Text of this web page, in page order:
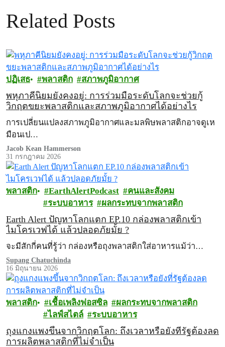
Related Posts
ปฏิเสธ พลาสติก สภาพภูมิอากาศ
พหุภาคีนิยมยังคงอยู่: การร่วมมือระดับโลกจะช่วยกู้
วิกฤตขยะพลาสติกและสภาพภูมิอากาศได้อย่างไร
การเปลี่ยนแปลงสภาพภูมิอากาศและมลพิษพลาสติกอาจดูเห
มือนเป…
Jacob Kean Hammerson
31 กรกฎาคม 2026
พลาสติก EarthAlertPodcast
คนและสังคม
ระบบอาหาร
ผลกระทบจากพลาสติก
Earth Alert ปัญหาโลกแตก EP.10 กล่องพลาสติกเข้า
ไมโครเวฟได้ แล้วปลอดภัยมั้ย ?
จะมีสักกี่คนที่รู้ว่า กล่องหรือถุงพลาสติกใส่อาหารแม้ว่า…
Supang Chatuchinda
16 มิถุนายน 2026
พลาสติก เชื้อเพลิงฟอสซิล
ผลกระทบจากพลาสติก
ไลฟ์สไตล์
ระบบอาหาร
ถุงแกงแพงขึ้นจากวิกฤตโลก: ถึงเวลาหรือยังที่รัฐต้องลด
การผลิตพลาสติกที่ไม่จำเป็น